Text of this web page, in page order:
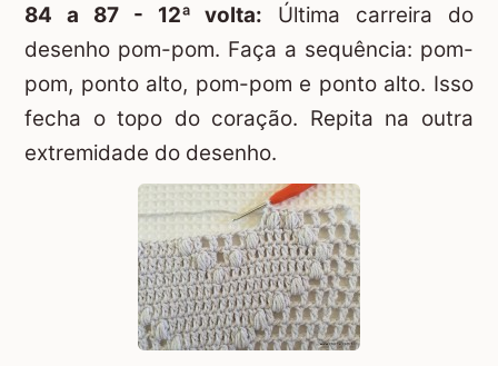
84 a 87 - 12ª volta: Última carreira do
desenho pom-pom. Faça a sequência: pom-
pom, ponto alto, pom-pom e ponto alto. Isso
fecha o topo do coração. Repita na outra
extremidade do desenho.